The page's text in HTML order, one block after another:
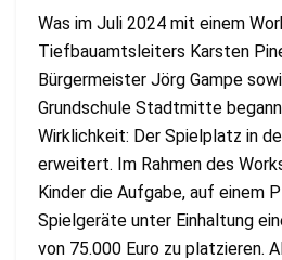
Was im Juli 2024 mit einem
Tiefbauamtsleiters Karsten
Bürgermeister Jörg Gampe
Grundschule Stadtmitte
Wirklichkeit: Der Spielplatz in
erweitert. Im Rahmen des
Kinder die Aufgabe, auf einem
Spielgeräte unter Einhaltung
von 75.000 Euro zu platzieren.